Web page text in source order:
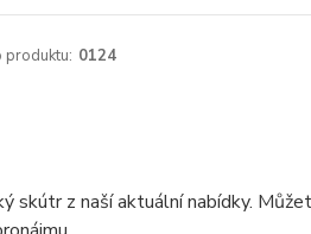
produktu: 0124
z naší aktuální nabídky.